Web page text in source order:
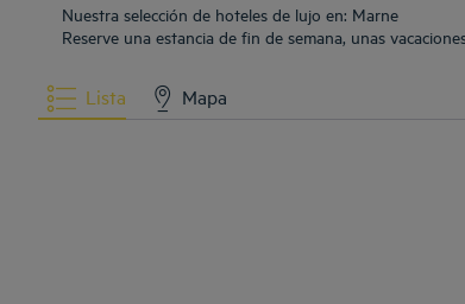
Nuestra selección de hoteles de lujo en: Marne
Reserve una estancia de fin de semana, unas
Lista Mapa